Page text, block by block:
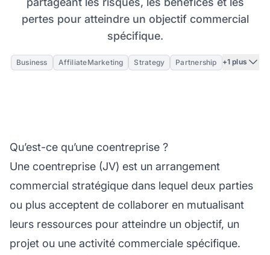
pertes pour atteindre un objectif commercial
spécifique.
Business AffiliateMarketing Strategy Partnership +1 plus
Qu’est-ce qu’une coentreprise ?
Une coentreprise (JV) est un arrangement
commercial stratégique dans lequel deux parties
ou plus acceptent de collaborer en mutualisant
leurs ressources pour atteindre un objectif, un
projet ou une activité commerciale spécifique.